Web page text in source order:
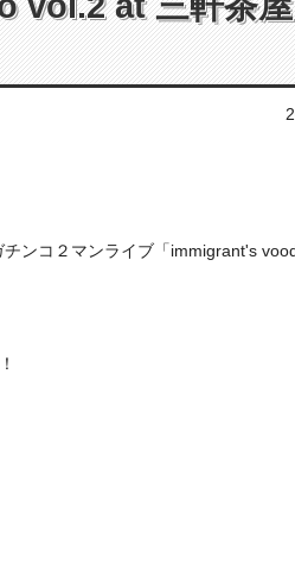
ンコ２マンライブ「immigrant's
！